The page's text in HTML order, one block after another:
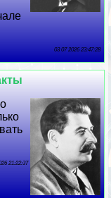
03 07 2026 23:47:28
21:22:37